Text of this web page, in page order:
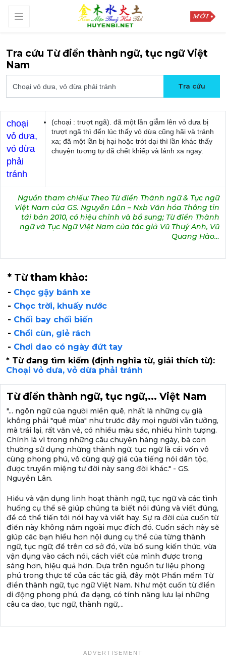
Tra cứu Từ điển thành ngữ, tục ngữ Việt
Nam
choại
vỏ dưa,
vỏ dừa
phải
tránh
(choại : trượt ngã). đã một lần giẫm lên vỏ dưa bị
trượt ngã thì đến lúc thấy vỏ dừa cũng hãi và tránh
xa; đã một lần bị hại hoặc trót dại thì lần khác thấy
chuyện tương tự đã chết khiếp và lánh xa ngay.
Nguồn tham chiếu: Theo Từ điển Thành ngữ & Tục ngữ
Việt Nam của GS. Nguyễn Lân – Nxb Văn hóa Thông tin
tái bản 2010, có hiệu chỉnh và bổ sung; Từ điển Thành
ngữ và Tục Ngữ Việt Nam của tác giả Vũ Thuý Anh, Vũ
Quang Hào…
* Từ tham khảo:
- Chọc gậy bánh xe
- Chọc trời, khuấy nước
- Chối bay chối biến
- Chổi cùn, giẻ rách
- Chơi dao có ngày đứt tay
* Từ đang tìm kiếm (định nghĩa từ, giải thích từ):
Choại vỏ dưa, vỏ dừa phải tránh
Từ điển thành ngữ, tục ngữ,... Việt Nam
"... ngôn ngữ của người miền quê, nhất là những cụ già
không phải "quê mùa" như trước đây mọi người vẫn tưởng,
mà trái lại, rất văn vẻ, có nhiều màu sắc, nhiều hình tượng.
Chính là vì trong những câu chuyện hàng ngày, bà con
thường sử dụng những thành ngữ, tục ngữ là cái vốn vô
cùng phong phú, vô cùng quý giá của tiếng nói dân tộc,
được truyền miệng tư đời này sang đời khác." - GS.
Nguyễn Lân.
Hiểu và vận dụng linh hoạt thành ngữ, tục ngữ và các tình
huống cụ thể sẽ giúp chúng ta biết nói đúng và viết đúng,
để có thể tiến tới nói hay và viết hay. Sự ra đời của cuốn từ
điển này không nằm ngoài mục đích đó. Cuốn sách này sẽ
giúp các bạn hiểu hơn nội dung cụ thể của từng thành
ngữ, tục ngữ; để trên cơ sở đó, vừa bổ sung kiến thức, vừa
vận dụng vào cách nói, cách viết của mình được trong
sáng hơn, hiệu quả hơn. Dựa trên nguồn tư liệu phong
phú trong thực tế của các tác giả, đây một Phần mềm Từ
điển thành ngữ, tục ngữ Việt Nam. Như một cuốn từ điển
di động phong phú, đa dạng, có tính năng lưu lại những
câu ca dao, tục ngữ, thành ngữ,...